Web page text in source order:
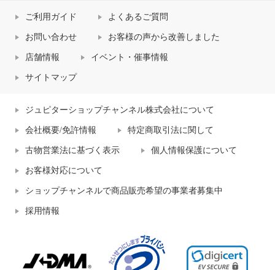
ご利用ガイド よくあるご質問
お問い合わせ お客様の声から改善しました
店舗情報 イベント・催事情報
サイトマップ
ジュピターショップチャンネル株式会社について
会社概要/免許情報 特定商取引法に関して
古物営業法に基づく表示 個人情報保護について
お客様対応について
ショップチャンネルで商品販売希望の事業者募集中
採用情報